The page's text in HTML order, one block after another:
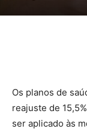
Os planos de
reajuste de
ser aplicado às